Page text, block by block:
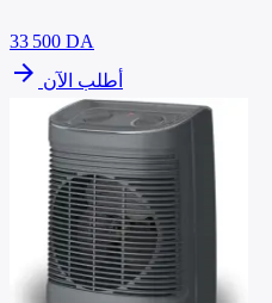
33 500 DA
arrow_forward أطلب الآن